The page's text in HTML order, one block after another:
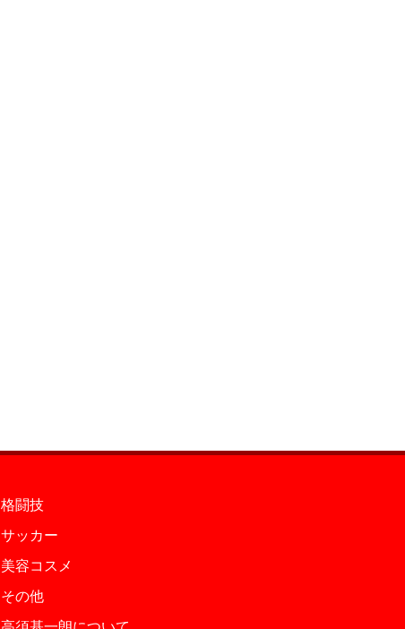
格闘技
サッカー
美容コスメ
その他